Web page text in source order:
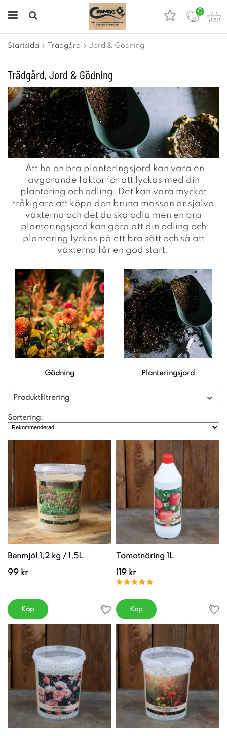
0
Startsida Trädgård Jord & Gödning
Trädgård, Jord & Gödning
Att ha en bra planteringsjord kan vara en
avgörande faktor för att lyckas med din
plantering och odling. Det kan vara mycket
tråkigare att köpa den bruna massan är själva
växterna och det du ska odla men en bra
planteringsjord kan göra att din odling och
plantering lyckas på ett bra sätt och så att
växterna får en god start.
Gödning Planteringsjord
Produktfiltrering
Sortering:
Benmjöl 1,2 kg / 1,5L
99 kr
Köp
Tomatnäring 1L
119 kr
Köp